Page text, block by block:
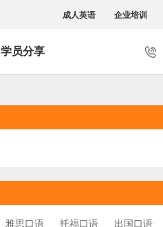
成人英语 企业培训
学员分享 
雅思口语 托福口语 出国口语